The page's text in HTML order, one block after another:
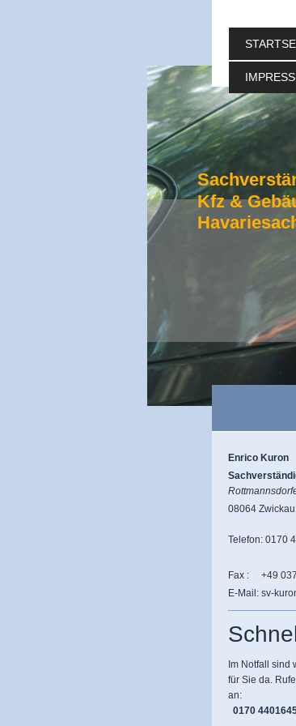
Kfz &
Enrico Kuron
08064 Zwickau
Telefon: 0170
Fax : +49
E-Mail: sv-
Im Notfall sind
für Sie da.
an:
0170